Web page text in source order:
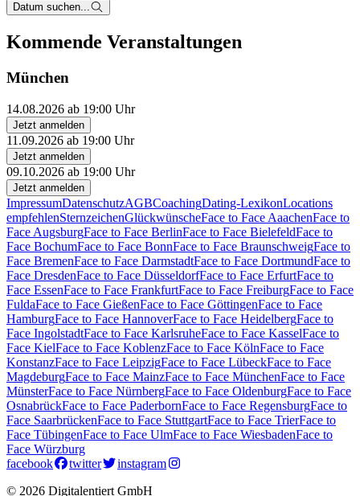
Datum suchen...
Kommende Veranstaltungen
München
14.08.2026 ab 19:00 Uhr
Jetzt anmelden
11.09.2026 ab 19:00 Uhr
Jetzt anmelden
09.10.2026 ab 19:00 Uhr
Jetzt anmelden
ImpressumDatenschutzAGBCoachingDating-LexikonLocations
empfehlenSternzeichenGlückwünscheFace to Face AaachenFace to
Face AugsburgFace to Face BerlinFace to Face BielefeldFace to
Face BochumFace to Face BonnFace to Face BraunschweigFace to
Face BremenFace to Face DarmstadtFace to Face DortmundFace to
Face DresdenFace to Face DüsseldorfFace to Face ErfurtFace to
Face EssenFace to Face FrankfurtFace to Face FreiburgFace to Face
FuldaFace to Face GießenFace to Face GöttingenFace to Face
HamburgFace to Face HannoverFace to Face HeidelbergFace to
Face IngolstadtFace to Face KarlsruheFace to Face KasselFace to
Face KielFace to Face KoblenzFace to Face KölnFace to Face
KonstanzFace to Face LeipzigFace to Face LübeckFace to Face
MagdeburgFace to Face MainzFace to Face MünchenFace to Face
MünsterFace to Face NürnbergFace to Face OldenburgFace to Face
OsnabrückFace to Face PaderbornFace to Face RegensburgFace to
Face SaarbrückenFace to Face StuttgartFace to Face TrierFace to
Face TübingenFace to Face UlmFace to Face WiesbadenFace to
Face Würzburg
facebook
twitter
instagram
© 2026 Digitalentiert GmbH